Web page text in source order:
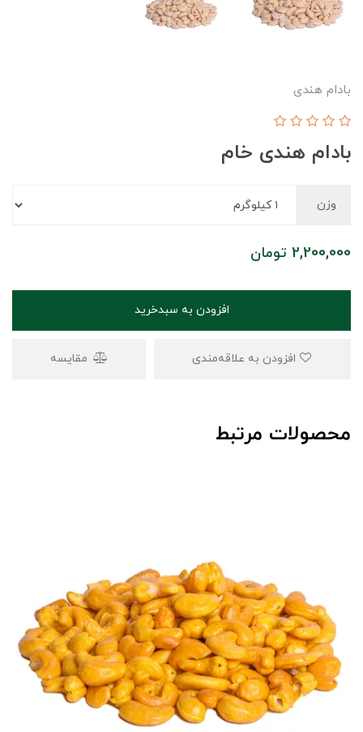
بادام هندی
بادام هندی خام
وزن
2,200,000 تومان
افزودن به سبدخرید
مقایسه
محصولات مرتبط